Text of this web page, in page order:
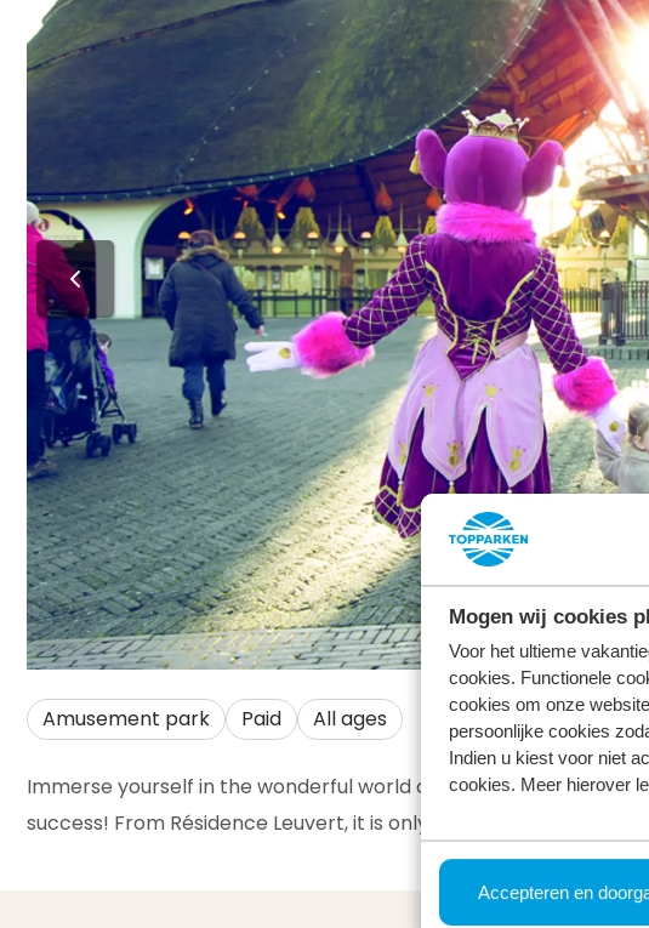
Mogen wij cookies
Voor het ultieme
cookies. Functionele
cookies om onze
persoonlijke cookies
Indien u kiest voor niet
cookies. Meer hierover
Accepteren en
Amusement park Paid All ages
Immerse yourself in the wonderful world of De Efteling! This
success! From Résidence Leuvert, it is only a 25-minute drive to